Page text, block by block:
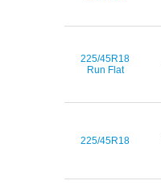
225/45R18
Run Flat
225/45R18